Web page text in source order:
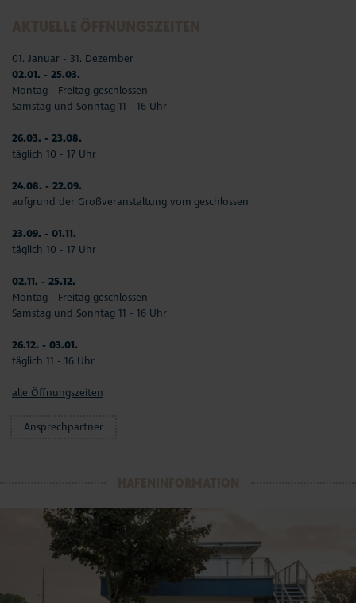
01. Januar - 31. Dezember
02.01. - 25.03.
Montag - Freitag geschlossen
Samstag und Sonntag 11 - 16 Uhr
26.03. - 23.08.
täglich 10 - 17 Uhr
24.08. - 22.09.
aufgrund der Großveranstaltung vom geschlossen
23.09. - 01.11.
täglich 10 - 17 Uhr
02.11. - 25.12.
Montag - Freitag geschlossen
Samstag und Sonntag 11 - 16 Uhr
26.12. - 03.01.
täglich 11 - 16 Uhr
alle Öffnungszeiten
Ansprechpartner